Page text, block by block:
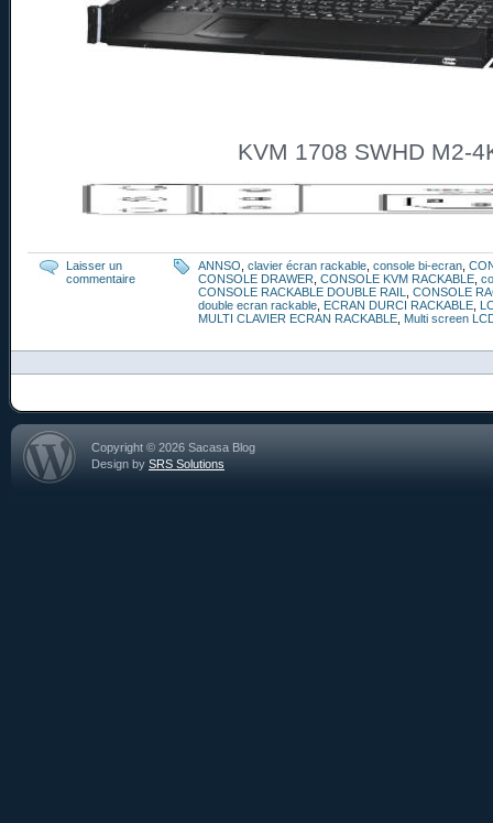
KVM 1708 SWHD M2-
Laisser un
commentaire
ANNSO clavier écran rackable console bi-ecran
CONSOLE DRAWER CONSOLE KVM RACKABLE
CONSOLE RACKABLE DOUBLE RAIL
CONSOLE
double ecran rackable ECRAN DURCI RACKABLE
MULTI CLAVIER ECRAN RACKABLE Multi screen
Copyright © 2026 Sacasa Blog
Design by SRS Solutions